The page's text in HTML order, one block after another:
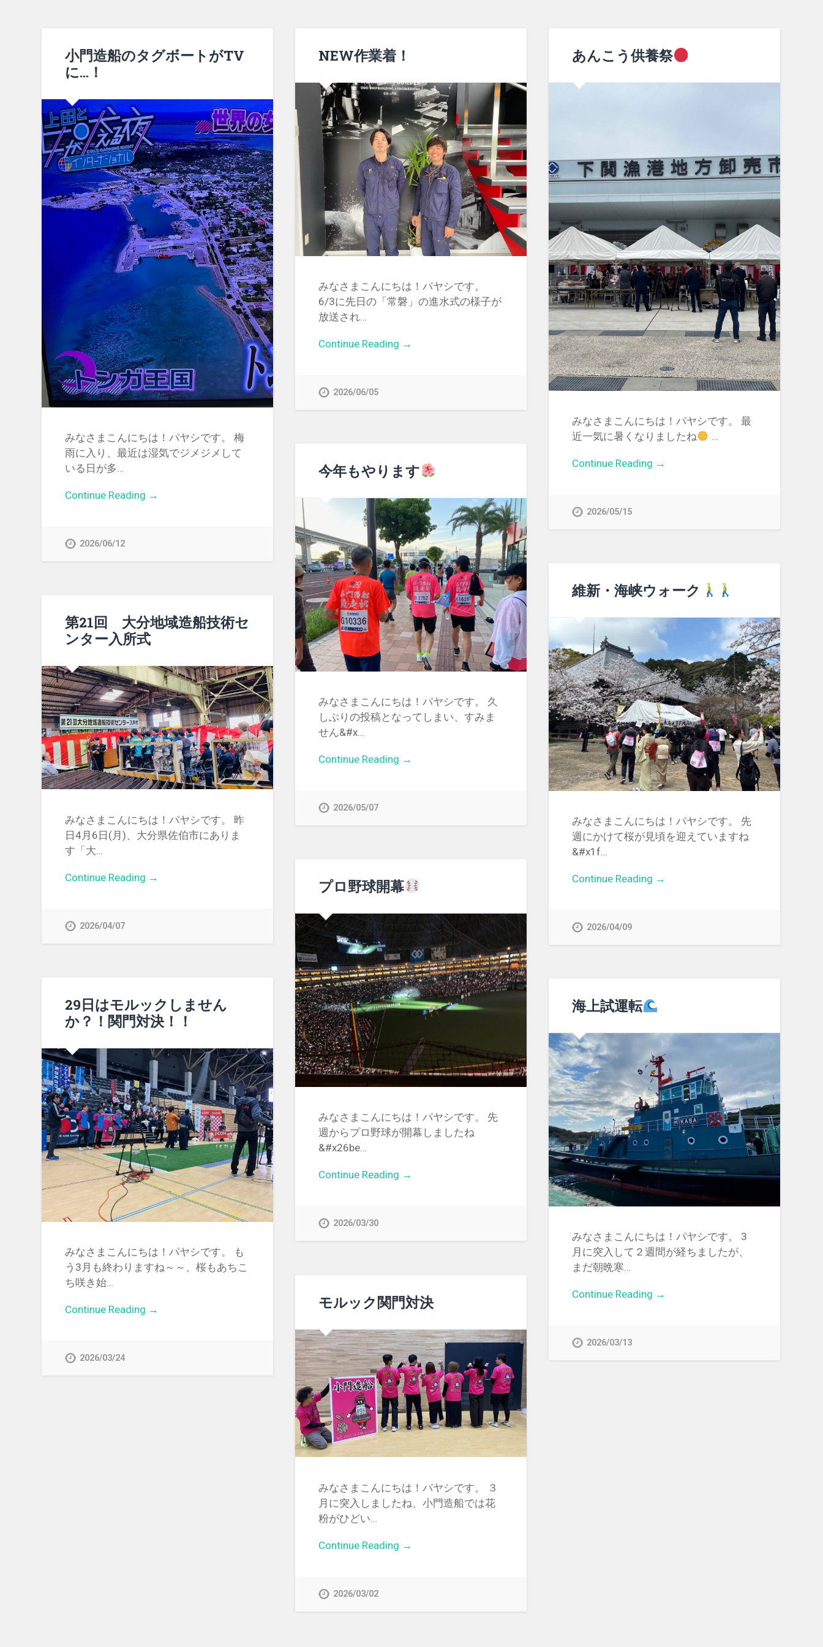
小門造船のタグボートがTV
に…！
みなさまこんにちは！パヤシです。 梅
雨に入り、最近は湿気でジメジメして
いる日が多…
Continue Reading →
2026/06/12
NEW作業着！
みなさまこんにちは！パヤシです。
6/3に先日の「常磐」の進水式の様子が
放送され…
Continue Reading →
2026/06/05
あんこう供養祭
みなさまこんにちは！パヤシです。 最
近一気に暑くなりましたね
…
Continue Reading →
2026/05/15
今年もやります
みなさまこんにちは！パヤシです。 久
しぶりの投稿となってしまい、すみま
せん&#x…
Continue Reading →
2026/05/07
維新・海峡ウォーク
みなさまこんにちは！パヤシです。 先
週にかけて桜が見頃を迎えていますね
&#x1f…
Continue Reading →
2026/04/09
第21回 大分地域造船技術セ
ンター入所式
みなさまこんにちは！パヤシです。 昨
日4月6日(月)、大分県佐伯市にありま
す「大…
Continue Reading →
2026/04/07
プロ野球開幕
みなさまこんにちは！パヤシです。 先
週からプロ野球が開幕しましたね
&#x26be…
Continue Reading →
2026/03/30
29日はモルックしません
か？！関門対決！！
みなさまこんにちは！パヤシです。 も
う3月も終わりますね～～、桜もあちこ
ち咲き始…
Continue Reading →
2026/03/24
海上試運転
みなさまこんにちは！パヤシです。 3
月に突入して２週間が経ちましたが、
まだ朝晩寒…
Continue Reading →
2026/03/13
モルック関門対決
みなさまこんにちは！パヤシです。 ３
月に突入しましたね、小門造船では花
粉がひどい…
Continue Reading →
2026/03/02